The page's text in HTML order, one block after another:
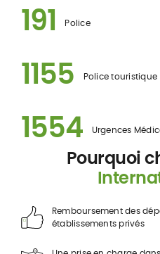
191 Police
1155 Police touristique
1554 Urgences
Pourquoi
Remboursement des
établissements privés